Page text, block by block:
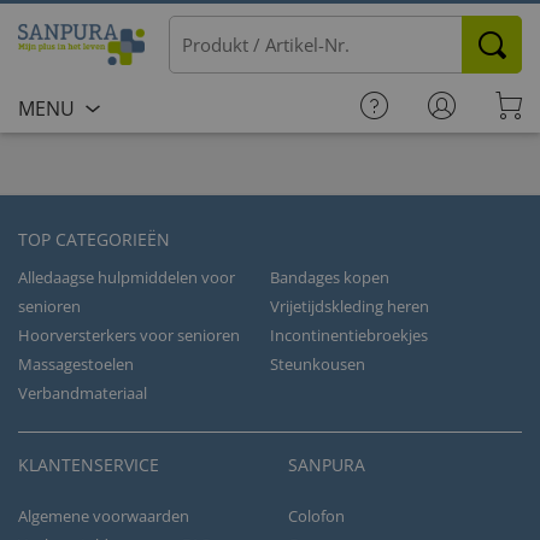
MENU
TOP CATEGORIEËN
Alledaagse hulpmiddelen voor
senioren
Bandages kopen
Vrijetijdskleding heren
Hoorversterkers voor senioren
Incontinentiebroekjes
Massagestoelen
Steunkousen
Verbandmateriaal
KLANTENSERVICE
Algemene voorwaarden
SANPURA
Colofon